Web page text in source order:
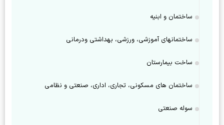
ساختمان و ابنیه
ساختمانهای آموزشی، ورزشی، بهداشتی ودرمانی
ساخت بیمارستان
ساختمان‌ های مسکونی، تجاری، اداری، صنعتی و نظامی
سوله صنعتی